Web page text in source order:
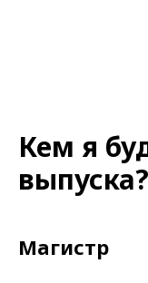
Кем я
выпуска?
Магистр